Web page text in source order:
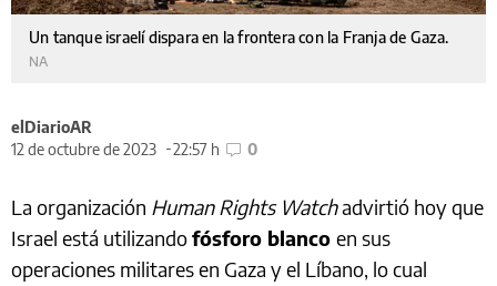
Un tanque israelí dispara en la frontera con la Franja de Gaza.
NA
elDiarioAR
12 de octubre de 2023
22:57 h 0
La organización Human Rights Watchadvirtió hoy que
Israel está utilizandofósforo blanco en sus
operaciones militares en Gaza y el Líbano, lo cual